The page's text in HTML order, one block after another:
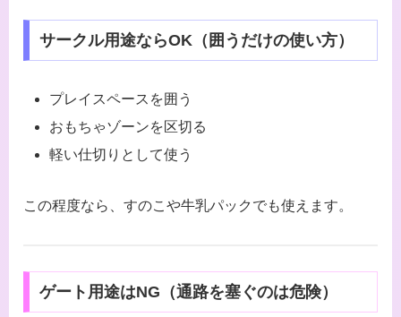
サークル用途ならOK（囲うだけの使い方）
プレイスペースを囲う
おもちゃゾーンを区切る
軽い仕切りとして使う
この程度なら、すのこや牛乳パックでも使えます。
ゲート用途はNG（通路を塞ぐのは危険）